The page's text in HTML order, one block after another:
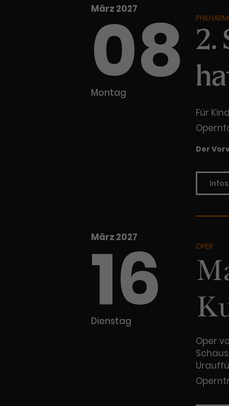
März 2027
08
Montag
2.
Für
Der
Infos
März 2027
16
Dienstag
OPER
Oper